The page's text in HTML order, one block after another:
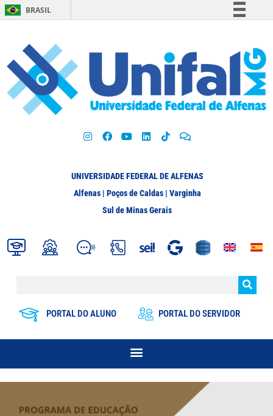
BRASIL
Participe
Acesso à informação
Legislação
UNIVERSIDADE FEDERAL DE ALFENAS
Alfenas | Poços de Caldas | Varginha
Sul de Minas Gerais
PORTAL DO ALUNO PORTAL DO SERVIDOR